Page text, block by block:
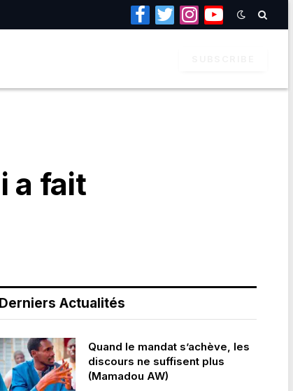
Facebook
TwitterInstagramYouTube
a fait
Derniers Actualités
Quand le mandat s’achève, les
discours ne suffisent plus
(Mamadou AW)